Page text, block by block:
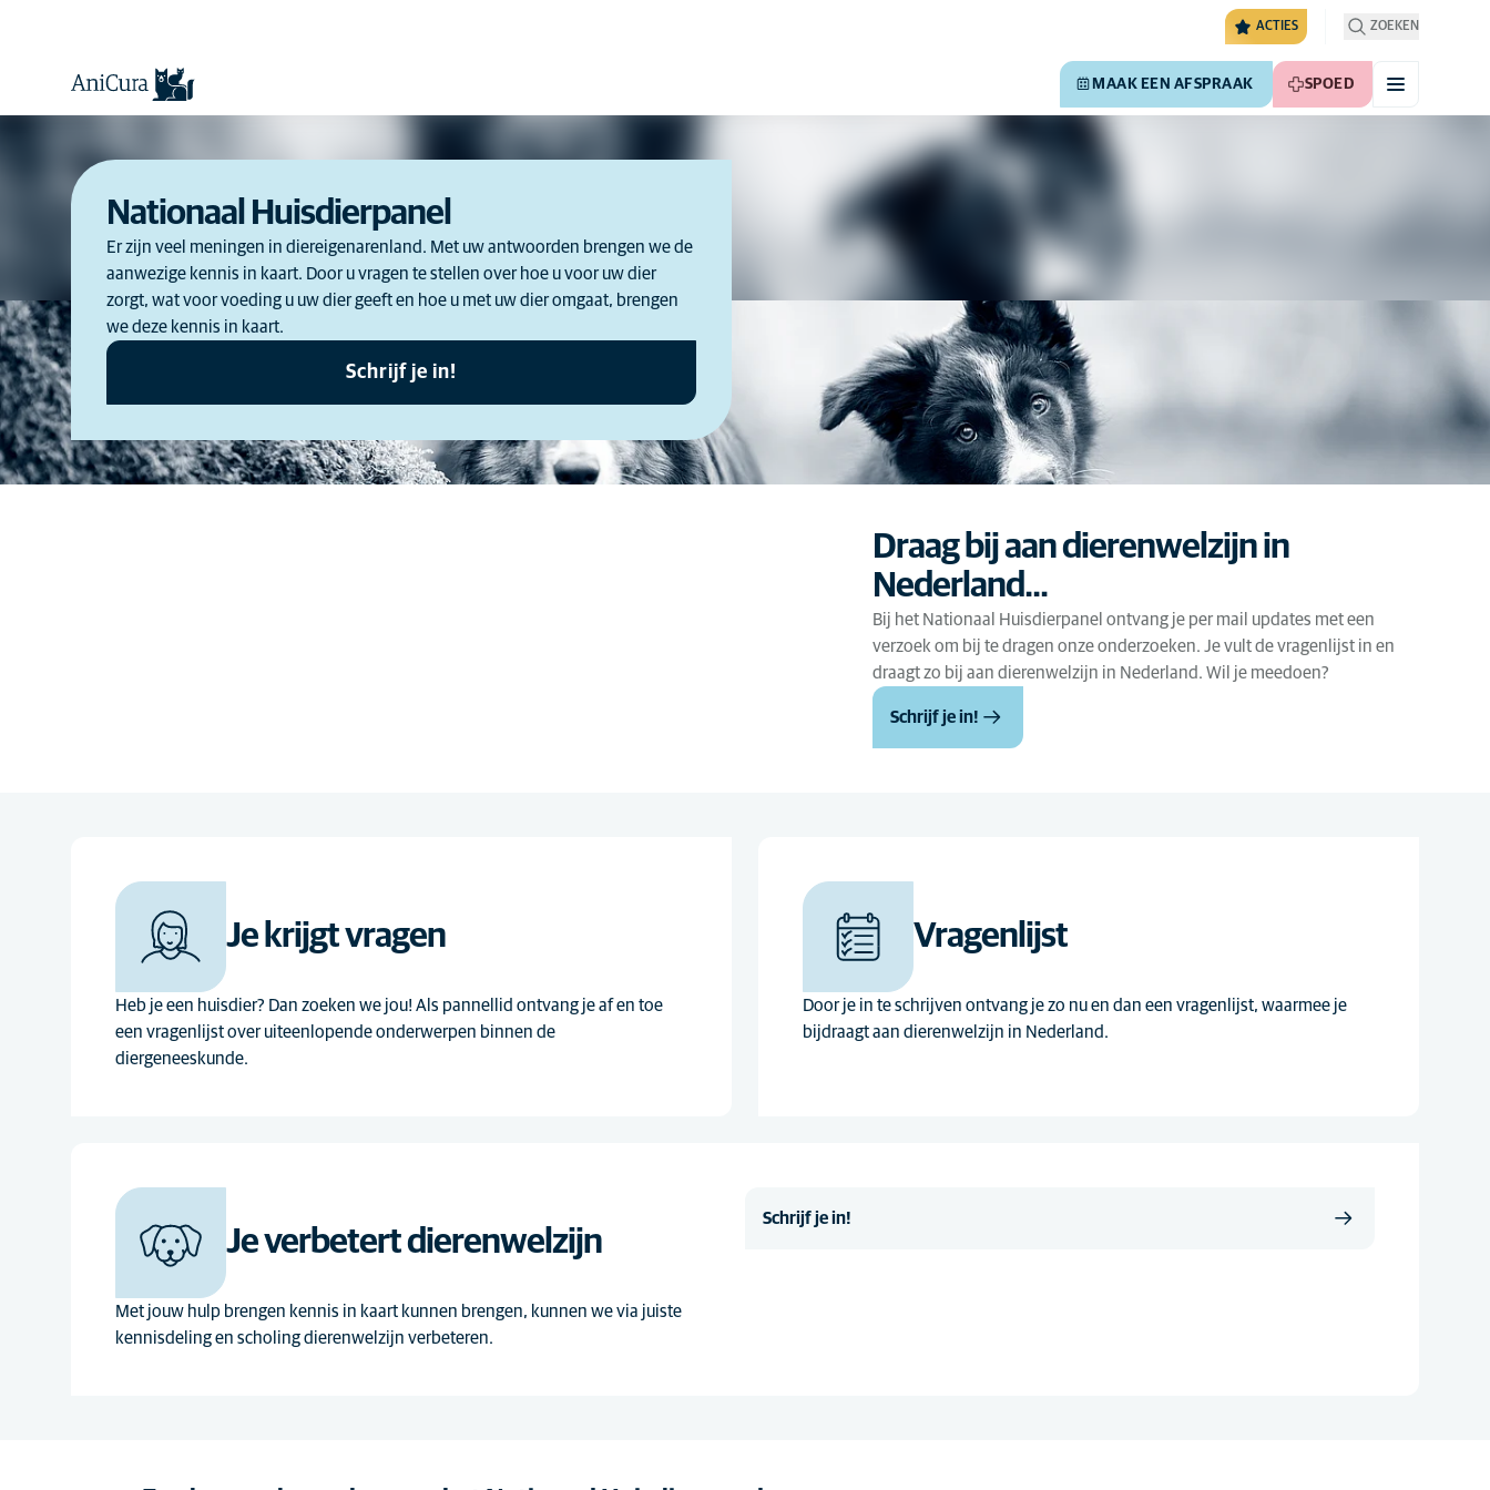
ACTIES ZOEKEN
MAAK EEN AFSPRAAK SPOED
Nationaal Huisdierpanel
Er zijn veel meningen in diereigenarenland. Met uw antwoorden brengen we de
aanwezige kennis in kaart. Door u vragen te stellen over hoe u voor uw dier
zorgt, wat voor voeding u uw dier geeft en hoe u met uw dier omgaat, brengen
we deze kennis in kaart.
Schrijf je in!
Draag bij aan dierenwelzijn in
Nederland...
Bij het Nationaal Huisdierpanel ontvang je per mail updates met een
verzoek om bij te dragen onze onderzoeken. Je vult de vragenlijst in en
draagt zo bij aan dierenwelzijn in Nederland. Wil je meedoen?
Schrijf je in!
Je krijgt vragen
Heb je een huisdier? Dan zoeken we jou! Als pannellid ontvang je af en toe
een vragenlijst over uiteenlopende onderwerpen binnen de
diergeneeskunde.
Vragenlijst
Door je in te schrijven ontvang je zo nu en dan een vragenlijst, waarmee je
bijdraagt aan dierenwelzijn in Nederland.
Je verbetert dierenwelzijn
Met jouw hulp brengen kennis in kaart kunnen brengen, kunnen we via juiste
kennisdeling en scholing dierenwelzijn verbeteren.
Schrijf je in!